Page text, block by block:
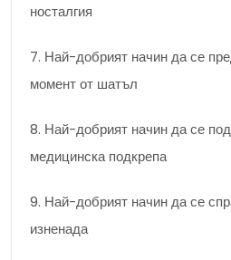
носталгия
7. Най-добрият начин да се
момент от шатъл
8. Най-добрият начин да се
медицинска подкрепа
9. Най-добрият начин да се
изненада